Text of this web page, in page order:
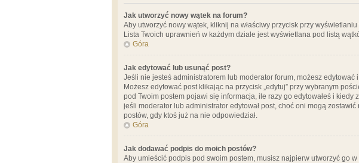
Jak utworzyć nowy wątek na forum?
Aby utworzyć nowy wątek, kliknij na właściwy przycisk przy
Lista Twoich uprawnień w każdym dziale jest wyświetlana pod listą
Góra
Jak edytować lub usunąć post?
Jeśli nie jesteś administratorem lub moderator forum, możesz
Możesz edytować post klikając na przycisk „edytuj” przy wybranym
pod Twoim postem pojawi się informacja, ile razy go edytowałeś i
jeśli moderator lub administrator edytował post, choć oni mogą
postów, gdy ktoś już na nie odpowiedział.
Góra
Jak dodawać podpis do moich postów?
Aby umieścić podpis pod swoim postem, musisz najpierw utworzyć go